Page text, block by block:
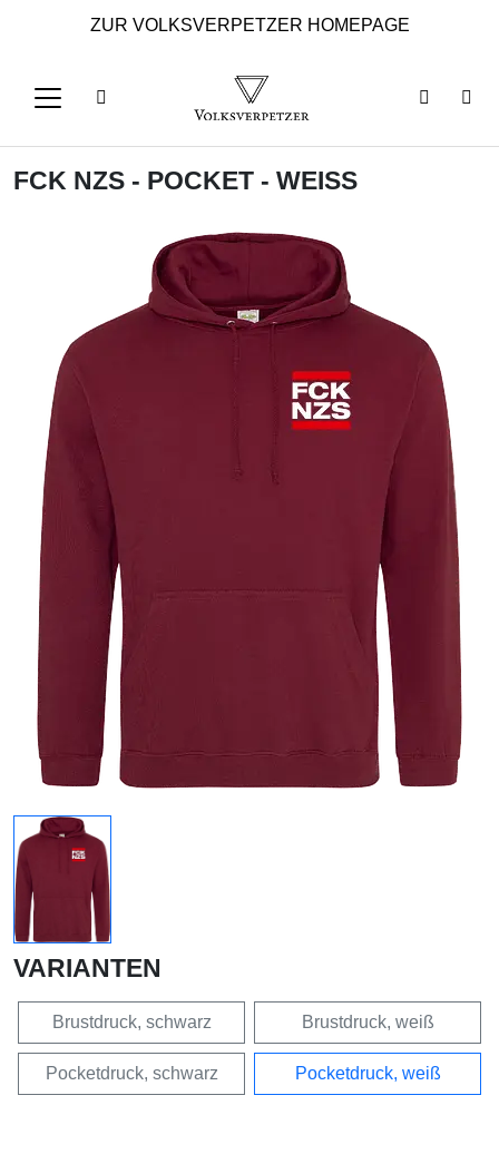
ZUR VOLKSVERPETZER HOMEPAGE
FCK NZS - POCKET - WEISS
VARIANTEN
Brustdruck, schwarz Brustdruck, weiß
Pocketdruck, schwarz Pocketdruck, weiß